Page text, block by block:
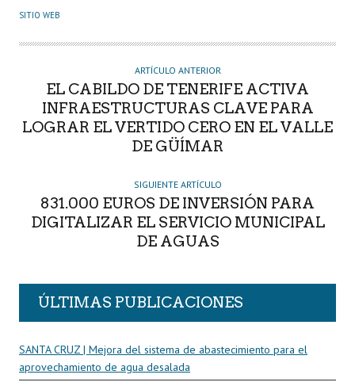
U
O
SITIO WEB
ARTÍCULO ANTERIOR
EL CABILDO DE TENERIFE ACTIVA
INFRAESTRUCTURAS CLAVE PARA
LOGRAR EL VERTIDO CERO EN EL VALLE
DE GÜÍMAR
SIGUIENTE ARTÍCULO
831.000 EUROS DE INVERSIÓN PARA
DIGITALIZAR EL SERVICIO MUNICIPAL
DE AGUAS
ÚLTIMAS PUBLICACIONES
SANTA CRUZ | Mejora del sistema de abastecimiento para el
aprovechamiento de agua desalada